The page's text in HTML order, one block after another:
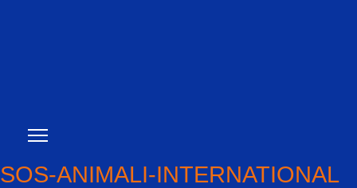
SOS-ANIMALI-INTERNATIONAL